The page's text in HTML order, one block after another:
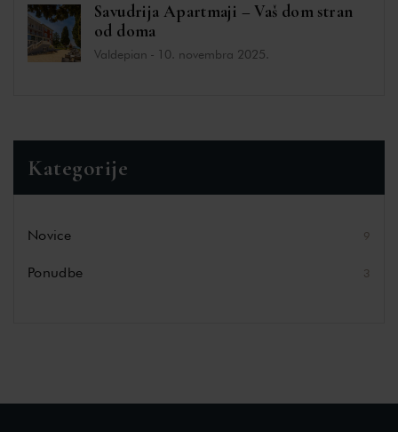
Savudrija Apartmaji – Vaš dom stran
od doma
Valdepian - 10. novembra 2025.
Kategorije
Novice 9
Ponudbe 3